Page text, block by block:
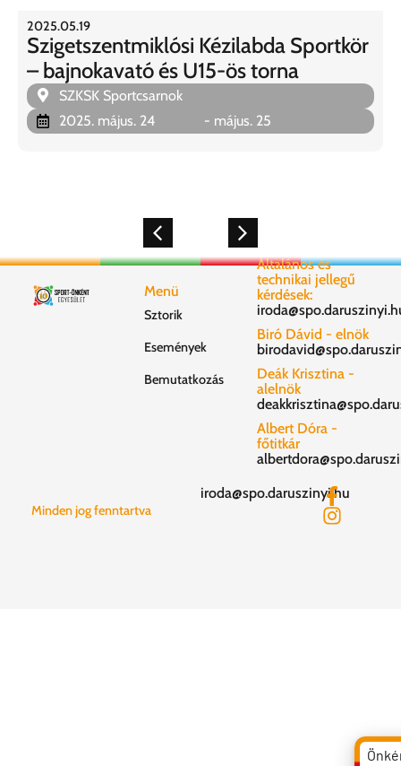
2025.05.19
Szigetszentmiklósi Kézilabda Sportkör
– bajnokavató és U15-ös torna
SZKSK Sportcsarnok
2025. május. 24
- május. 25
Menü
Sztorik
Események
Bemutatkozás
Általános és
technikai jellegű
kérdések:
Biró Dávid - elnök
Deák Krisztina -
alelnök
Albert Dóra -
főtitkár
Minden jog fenntartva
iroda@spo.daruszinyi.hu